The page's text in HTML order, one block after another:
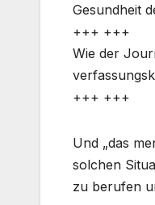
Gesundheit
+++ +++
Wie der
+++ +++
Und „das
solchen
zu berufen